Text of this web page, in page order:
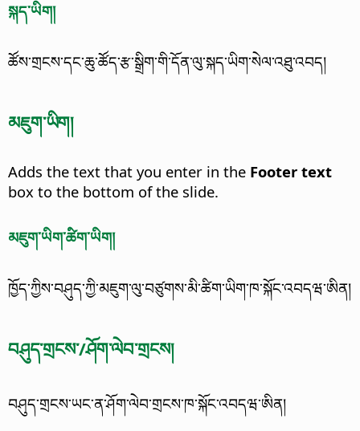
སྐད་ཡིག།
ཚོས་གྲངས་དང་ཆུ་ཚོད་རྩ་སྒྲིག་གི་དོན་ལུ་སྐད་ཡིག་སེལ་འཐུ་འབད།
མཇུག་ཡིག།
Adds the text that you enter in the Footer text
box to the bottom of the slide.
མཇུག་ཡིག་ཚིག་ཡིག།
ཁྱོད་ཀྱིས་བཤུད་ཀྱི་མཇུག་ལུ་བཙུགས་མི་ཚིག་ཡིག་ཁ་སྐོང་འབདཝ་ཨིན།
བཤུད་གྲངས་/ཤོག་ལེབ་གྲངས།
བཤུད་གྲངས་ཡང་ན་ཤོག་ལེབ་གྲངས་ཁ་སྐོང་འབདཝ་ཨིན།